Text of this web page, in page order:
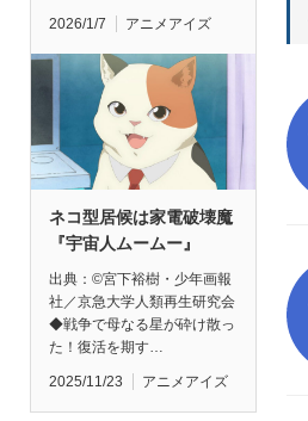
2026/1/7 アニメアイズ
ネコ型居候は家電破壊魔
『宇宙人ムームー』
出典：©宮下裕樹・少年画報
社／京急大学人類再生研究会
◆戦争で母なる星が砕け散っ
た！復活を期す…
2025/11/23 アニメアイズ